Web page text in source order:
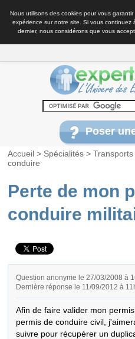
Nous utilisons des cookies pour vous garantir
expérience sur notre site. Si vous continuez
dernier, nous considérons que vous
Poser
Accueil > Spécialités >Transports
conduire
Perte de mon
conduire
Question anonyme le 27/03/2008 à
Dernière réponse le 11/09/2012 à
Afin de faire valider mon
permis de conduire civil,
suivre pour récupérer un